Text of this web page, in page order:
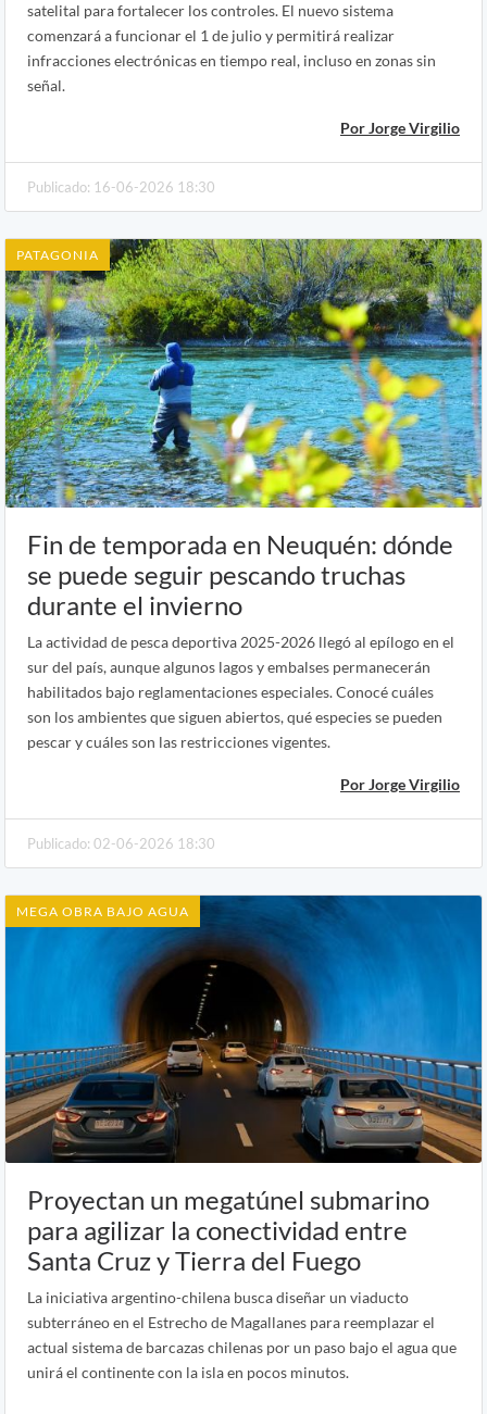
satelital para fortalecer los controles. El nuevo sistema
comenzará a funcionar el 1 de julio y permitirá realizar
infracciones electrónicas en tiempo real, incluso en zonas sin
señal.
Por Jorge Virgilio
Publicado: 16-06-2026 18:30
PATAGONIA
Fin de temporada en Neuquén: dónde
se puede seguir pescando truchas
durante el invierno
La actividad de pesca deportiva 2025-2026 llegó al epílogo en el
sur del país, aunque algunos lagos y embalses permanecerán
habilitados bajo reglamentaciones especiales. Conocé cuáles
son los ambientes que siguen abiertos, qué especies se pueden
pescar y cuáles son las restricciones vigentes.
Por Jorge Virgilio
Publicado: 02-06-2026 18:30
MEGA OBRA BAJO AGUA
Proyectan un megatúnel submarino
para agilizar la conectividad entre
Santa Cruz y Tierra del Fuego
La iniciativa argentino-chilena busca diseñar un viaducto
subterráneo en el Estrecho de Magallanes para reemplazar el
actual sistema de barcazas chilenas por un paso bajo el agua que
unirá el continente con la isla en pocos minutos.